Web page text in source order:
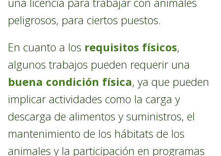
peligrosos, para ciertos puestos.
En cuanto a los requisitos físicos,
algunos trabajos pueden requerir una
buena condición física, ya que pueden
implicar actividades como la carga y
descarga de alimentos y suministros, el
mantenimiento de los hábitats de los
animales y la participación en programas